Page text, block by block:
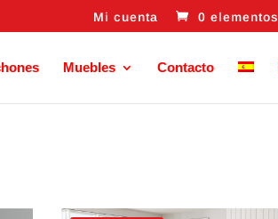
Mi cuenta 0 elementos
Muebles Contacto